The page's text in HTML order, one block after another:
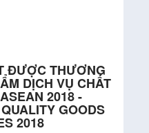
ĐƯỢC THƯƠNG
DỊCH VỤ CHẤT
2018 -
GOODS
2018